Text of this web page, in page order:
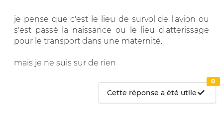
je pense que c'est le lieu de survol de l'avion ou
s'est passé la naissance ou le lieu d'atterissage
pour le transport dans une maternité.
mais je ne suis sur de rien
Cette réponse a été utile
0